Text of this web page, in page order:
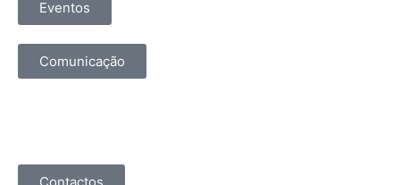
Eventos
Comunicação